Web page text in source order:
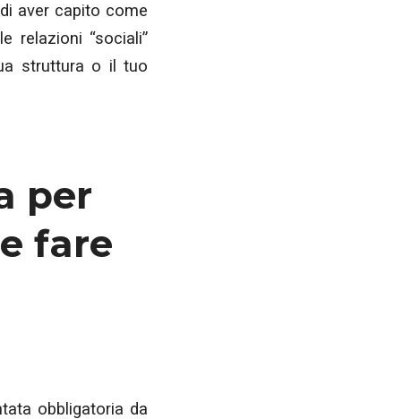
aver capito come
relazioni “sociali”
struttura o il tuo
per
fare
obbligatoria da